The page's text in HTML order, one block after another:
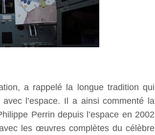
a rappelé la longue tradition qui
l’espace. Il a ainsi commenté la
Perrin depuis l’espace en 2002
les œuvres complètes du célèbre